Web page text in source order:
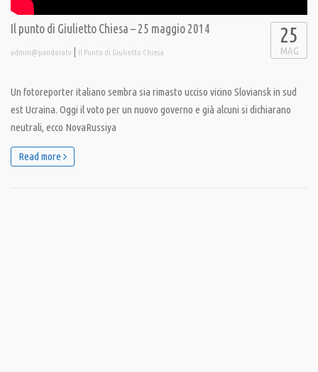
Il punto di Giulietto Chiesa – 25 maggio 2014
admin@pandoratv | Il Punto di Giulietto Chiesa
25
MAG
Un fotoreporter italiano sembra sia rimasto ucciso vicino Sloviansk in sud
est Ucraina. Oggi il voto per un nuovo governo e già alcuni si dichiarano
neutrali, ecco NovaRussiya
Read more